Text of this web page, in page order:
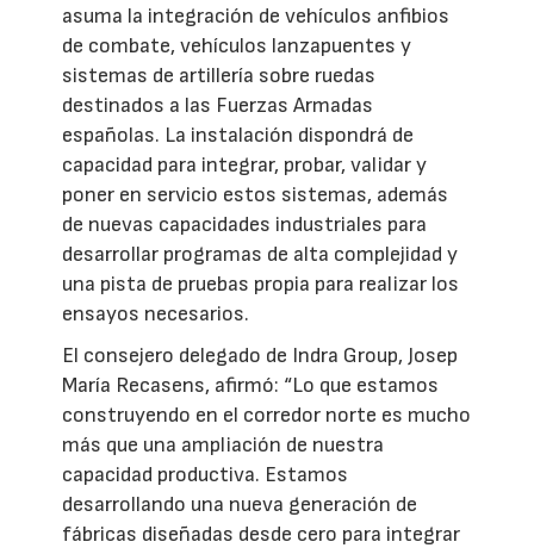
asuma la integración de vehículos anfibios
de combate, vehículos lanzapuentes y
sistemas de artillería sobre ruedas
destinados a las Fuerzas Armadas
españolas. La instalación dispondrá de
capacidad para integrar, probar, validar y
poner en servicio estos sistemas, además
de nuevas capacidades industriales para
desarrollar programas de alta complejidad y
una pista de pruebas propia para realizar los
ensayos necesarios.
El consejero delegado de Indra Group, Josep
María Recasens, afirmó: “Lo que estamos
construyendo en el corredor norte es mucho
más que una ampliación de nuestra
capacidad productiva. Estamos
desarrollando una nueva generación de
fábricas diseñadas desde cero para integrar